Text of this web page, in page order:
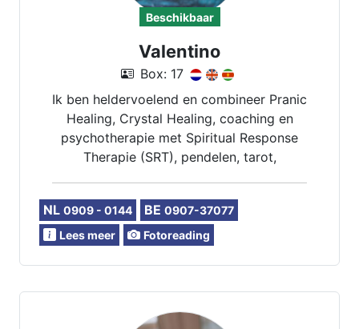
Beschikbaar
Valentino
Box: 17
Ik ben heldervoelend en combineer Pranic
Healing, Crystal Healing, coaching en
psychotherapie met Spiritual Response
Therapie (SRT), pendelen, tarot,
NL 0909 - 0144 BE 0907-37077
Lees meer
Fotoreading